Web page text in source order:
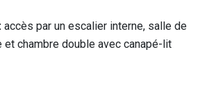
accès par un escalier interne, salle de
et chambre double avec canapé-lit